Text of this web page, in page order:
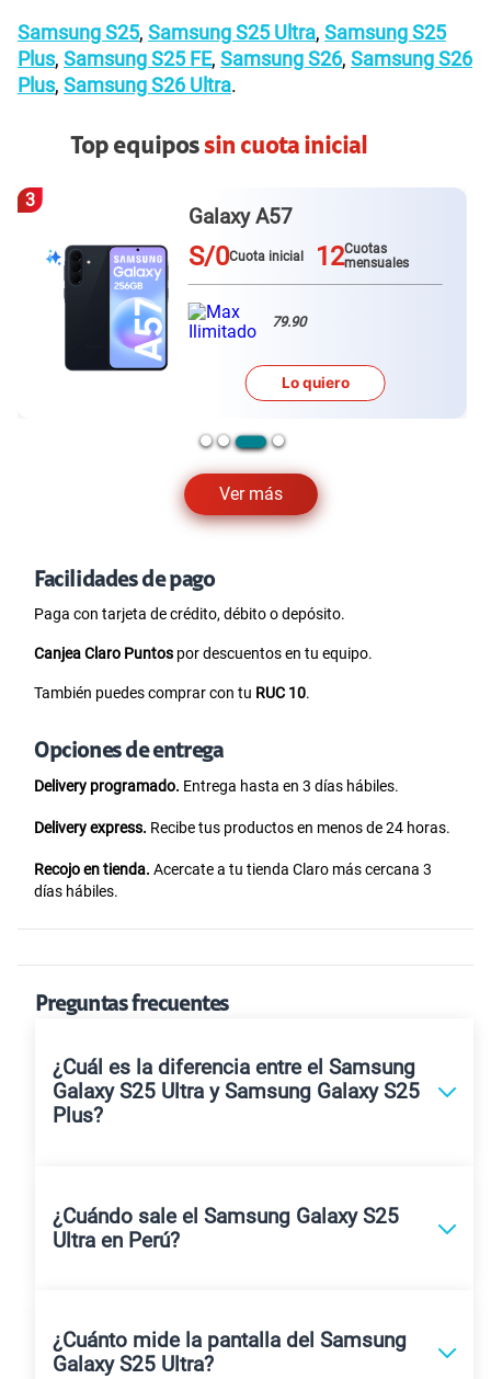
Samsung S25, Samsung S25 Ultra, Samsung S25
Plus, Samsung S25 FE, Samsung S26, Samsung S26
Plus, Samsung S26 Ultra.
Top equipossin cuota inicial
Ver más
12 Cuotas
mensuales
S/0Cuota inicial
Facilidades de pago
Paga con tarjeta de crédito, débito o depósito.
Canjea Claro Puntos por descuentos en tu equipo.
También puedes comprar con tu RUC 10.
Opciones de entrega
Delivery programado. Entrega hasta en 3 días hábiles.
Delivery express. Recibe tus productos en menos de 24 horas.
Recojo en tienda. Acercate a tu tienda Claro más cercana 3
días hábiles.
Preguntas frecuentes
¿Cuál es la diferencia entre el Samsung
Galaxy S25 Ultra y Samsung Galaxy S25
Plus?
¿Cuándo sale el Samsung Galaxy S25
Ultra en Perú?
¿Cuánto mide la pantalla del Samsung
Galaxy S25 Ultra?